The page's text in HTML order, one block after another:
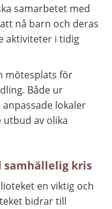
samarbetet med
nå barn och deras
aktiviteter i tidig
mötesplats för
Både ur
lokaler
av olika
samhällelig kris
en viktig och
bidrar till